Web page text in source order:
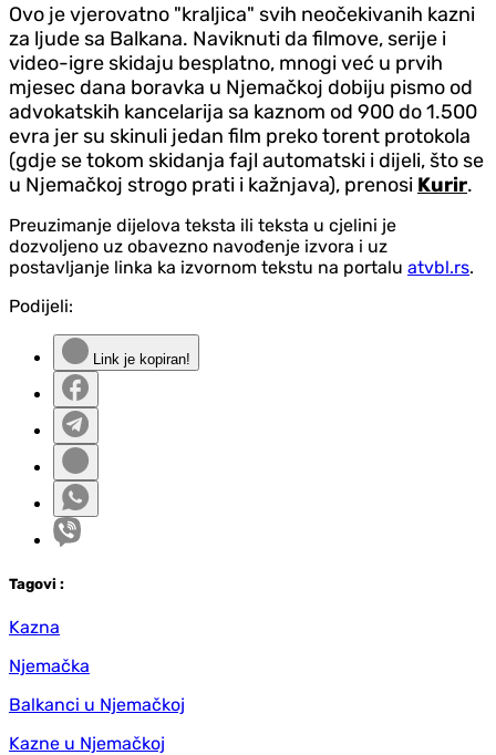
Ovo je vjerovatno "kraljica" svih neočekivanih kazni
za ljude sa Balkana. Naviknuti da filmove, serije i
video-igre skidaju besplatno, mnogi već u prvih
mjesec dana boravka u Njemačkoj dobiju pismo od
advokatskih kancelarija sa kaznom od 900 do 1.500
evra jer su skinuli jedan film preko torent protokola
(gdje se tokom skidanja fajl automatski i dijeli, što se
u Njemačkoj strogo prati i kažnjava), prenosi Kurir.
Preuzimanje dijelova teksta ili teksta u cjelini je
dozvoljeno uz obavezno navođenje izvora i uz
postavljanje linka ka izvornom tekstu na portalu atvbl.rs.
Podijeli:
Link je kopiran!
Tagovi :
Kazna
Njemačka
Balkanci u Njemačkoj
Kazne u Njemačkoj